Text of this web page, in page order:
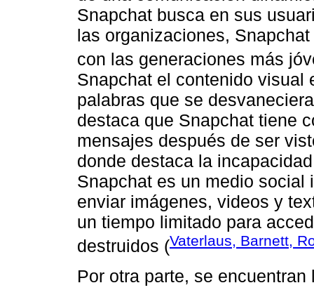
Snapchat busca en sus
las organizaciones,
con las generaciones más
Snapchat el contenido visual
palabras que se
destaca que Snapchat tiene
mensajes después de ser
donde destaca la
Snapchat es un medio social
enviar imágenes, videos y
un tiempo limitado para
destruidos (Vaterlaus, Barnett,
Por otra parte, se